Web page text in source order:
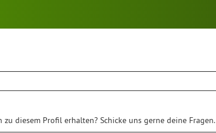
diesem Profil erhalten? Schicke uns gerne deine Fragen.